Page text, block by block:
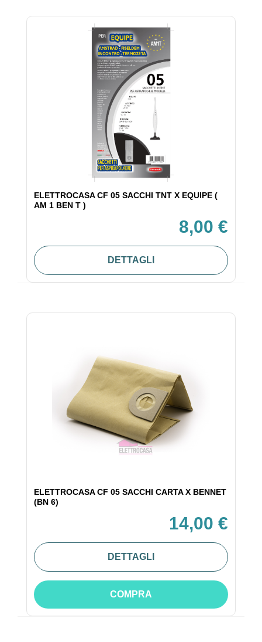
ELETTROCASA CF 05 SACCHI TNT X EQUIPE (
AM 1 BEN T )
8,00 €
DETTAGLI
ELETTROCASA CF 05 SACCHI CARTA X BENNET
(BN 6)
14,00 €
DETTAGLI
COMPRA